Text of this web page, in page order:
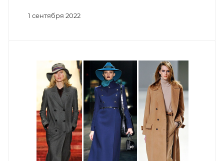
1 сентября 2022